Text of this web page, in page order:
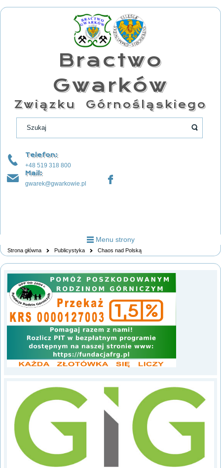
Bractwo
Gwarków
Związku Górnośląskiego
Telefon:
+48 519 318 800
Mail:
gwarek@gwarkowie.pl
Menu strony
Strona główna Publicystyka Chaos nad Polską